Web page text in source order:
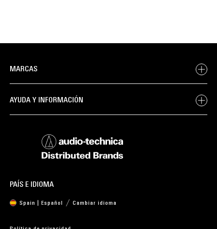
MARCAS
AYUDA Y INFORMACIÓN
PAÍS E IDIOMA
Spain | Español Cambiar idioma